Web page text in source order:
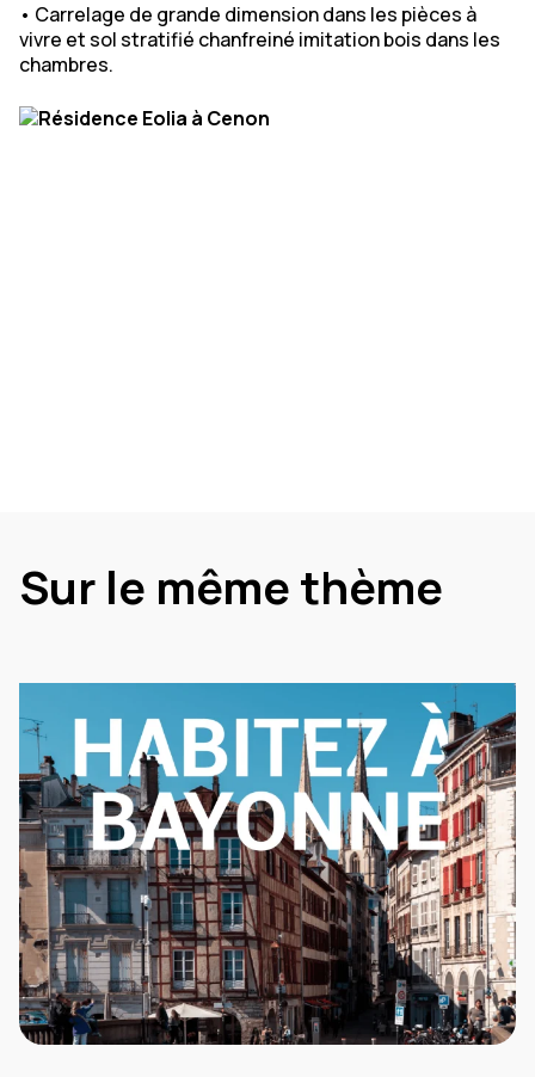
• Carrelage de grande dimension dans les pièces à
vivre et sol stratifié chanfreiné imitation bois dans les
chambres.
Sur le même thème
La vie locale